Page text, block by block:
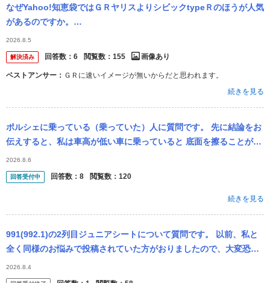
なぜYahoo!知恵袋ではＧＲヤリスよりシビックtypeＲのほうが人気
があるのですか。
・・・・・・・・・・・・・・・・・・・・・・・・・・・・・・
ぶっちゃけ走りの戦闘力ではＧＲ...
2026.8.5
解決済み 回答数： 6 閲覧数： 155 画像あり
ベストアンサー： ＧＲに速いイメージが無いからだと思われます。
続きを見る
ポルシェに乗っている（乗っていた）人に質問です。 先に結論をお
伝えすると、私は車高が低い車に乗っていると 底面を擦ることがあ
るのですが、これはよくあるのかな？ということです。 縁あって、
これ...
2026.8.6
回答受付中 回答数： 8 閲覧数： 120
続きを見る
991(992.1)の2列目ジュニアシートについて質問です。 以前、私と
全く同様のお悩みで投稿されていた方がおりましたので、大変恐縮
ですがそのまま引用させて頂きます。 よろしくお願いいたします。
『
2026.8.4